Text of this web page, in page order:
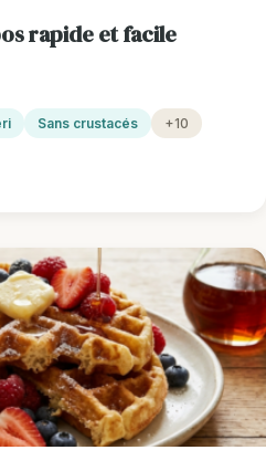
rapide et facile
Sans crustacés +10